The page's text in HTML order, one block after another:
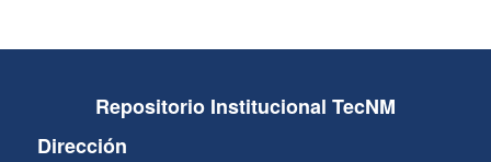
Repositorio Institucional TecNM
Dirección